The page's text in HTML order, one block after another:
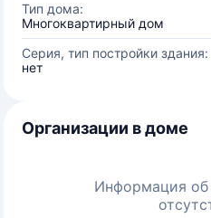
Тип дома:
Многоквартирный дом
Серия, тип постройки здания:
нет
Организации в доме
Информация об